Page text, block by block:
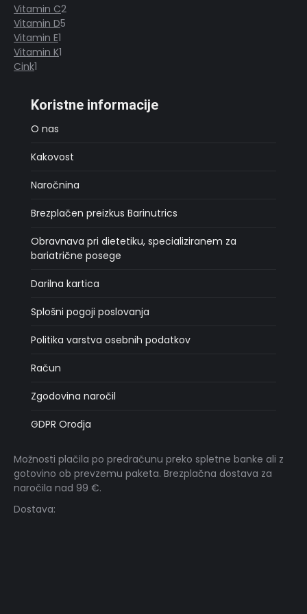
izdelkov
Vitamin C2
Vitamin D5
Vitamin E1
Vitamin K1
Cink1
Koristne informacije
O nas
Kakovost
Naročnina
Brezplačen preizkus Barinutrics
Obravnava pri dietetiku, specializiranem za
bariatrične posege
Darilna kartica
Splošni pogoji poslovanja
Politika varstva osebnih podatkov
Račun
Zgodovina naročil
GDPR Orodja
Možnosti plačila po predračunu preko spletne banke ali z
gotovino ob prevzemu paketa. Brezplačna dostava za
naročila nad 99 €.
Dostava: